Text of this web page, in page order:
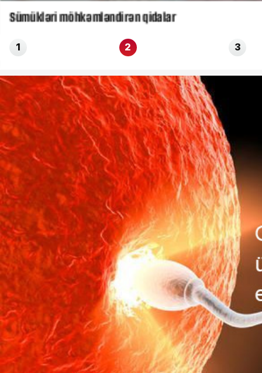
Sümükləri möhkəmləndirən qidalar
1 2 3